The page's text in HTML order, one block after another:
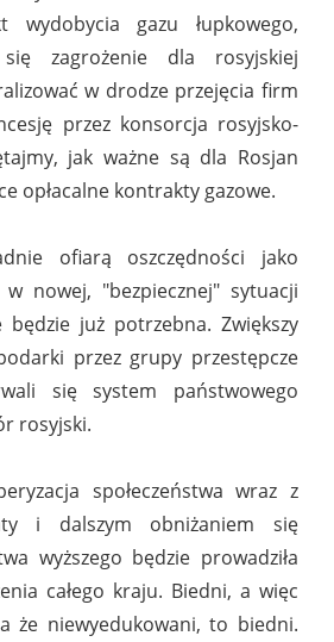
wydobycia gazu łupkowego,
zagrożenie dla rosyjskiej
w drodze przejęcia firm
przez konsorcja rosyjsko-
jak ważne są dla Rosjan
opłacalne kontrakty gazowe.
ofiarą oszczędności jako
nowej, "bezpiecznej" sytuacji
będzie już potrzebna. Zwiększy
przez grupy przestępcze
się system państwowego
rosyjski.
społeczeństwa wraz z
i dalszym obniżaniem się
wyższego będzie prowadziła
całego kraju. Biedni, a więc
że niewyedukowani, to biedni.